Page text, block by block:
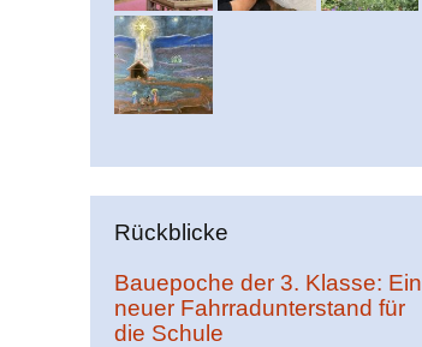
Rückblicke
Bauepoche der 3. Klasse: Ein
neuer Fahrradunterstand für
die Schule